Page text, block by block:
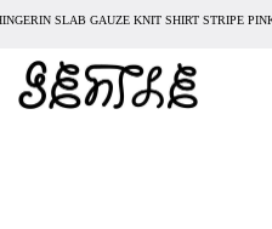
SLAB GAUZE KNIT SHIRT STRIPE